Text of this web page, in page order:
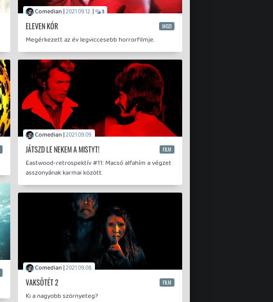
Comedian |2021.09.12.| 3
ELEVEN KÓR MOZI
Megérkezett az év legviccesebb horrorfilmje.
Comedian |2021.09.09.
JÁTSZD LE NEKEM A MISTYT! FILM
Eastwood-retrospektív #11: Macsó alfahím a végzet
asszonyának karmai között.
Comedian |2021.09.08.
VAKSÖTÉT 2 FILM
Ki a nagyobb szörnyeteg?